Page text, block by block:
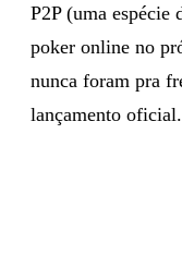
P2P (uma
poker online no
nunca foram pra
lançamento oficial.